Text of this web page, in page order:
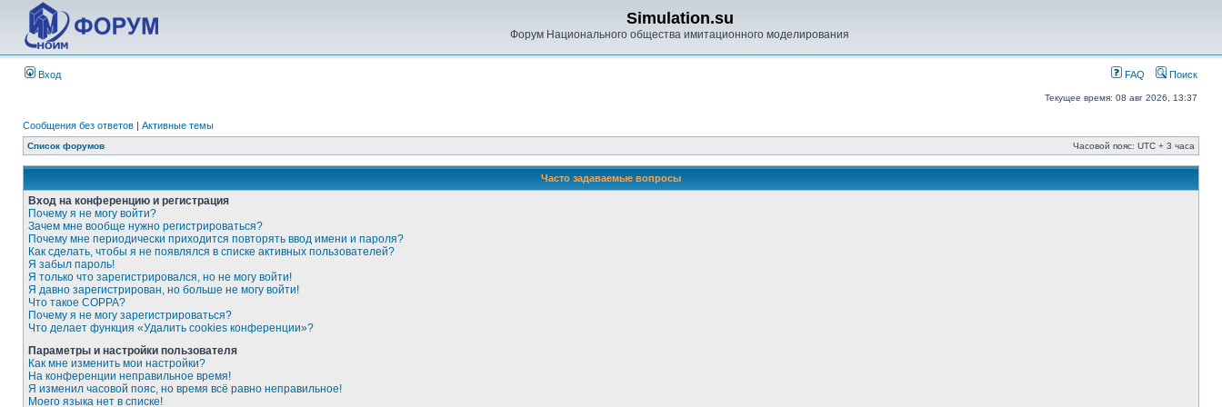
Simulation.su
Форум Национального общества имитационного моделирования
Вход FAQ Поиск
Текущее время: 08 авг 2026, 13:37
Сообщения без ответов | Активные темы
Список форумов Часовой пояс: UTC + 3 часа
Часто задаваемые вопросы
Вход на конференцию и регистрация
Почему я не могу войти?
Зачем мне вообще нужно регистрироваться?
Почему мне периодически приходится повторять ввод имени и пароля?
Как сделать, чтобы я не появлялся в списке активных пользователей?
Я забыл пароль!
Я только что зарегистрировался, но не могу войти!
Я давно зарегистрирован, но больше не могу войти!
Что такое COPPA?
Почему я не могу зарегистрироваться?
Что делает функция «Удалить cookies конференции»?
Параметры и настройки пользователя
Как мне изменить мои настройки?
На конференции неправильное время!
Я изменил часовой пояс, но время всё равно неправильное!
Моего языка нет в списке!